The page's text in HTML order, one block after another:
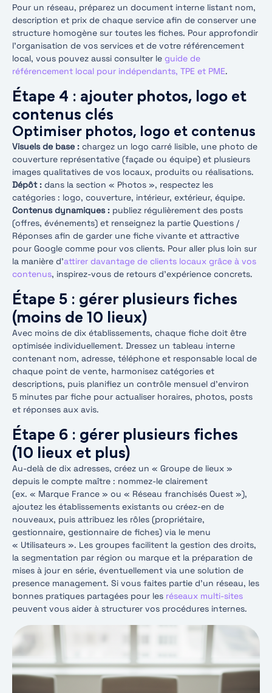
Pour un réseau, préparez un document interne listant nom,
description et prix de chaque service afin de conserver une
structure homogène sur toutes les fiches. Pour approfondir
l’organisation de vos services et de votre référencement
local, vous pouvez aussi consulter le guide de
référencement local pour indépendants, TPE et PME.
Étape 4 : ajouter photos, logo et
contenus clés
Optimiser photos, logo et contenus
Visuels de base : chargez un logo carré lisible, une photo de
couverture représentative (façade ou équipe) et plusieurs
images qualitatives de vos locaux, produits ou réalisations.
Dépôt : dans la section « Photos », respectez les
catégories : logo, couverture, intérieur, extérieur, équipe.
Contenus dynamiques : publiez régulièrement des posts
(offres, événements) et renseignez la partie Questions /
Réponses afin de garder une fiche vivante et attractive
pour Google comme pour vos clients. Pour aller plus loin sur
la manière d’attirer davantage de clients locaux grâce à vos
contenus, inspirez-vous de retours d’expérience concrets.
Étape 5 : gérer plusieurs fiches
(moins de 10 lieux)
Avec moins de dix établissements, chaque fiche doit être
optimisée individuellement. Dressez un tableau interne
contenant nom, adresse, téléphone et responsable local de
chaque point de vente, harmonisez catégories et
descriptions, puis planifiez un contrôle mensuel d’environ
5 minutes par fiche pour actualiser horaires, photos, posts
et réponses aux avis.
Étape 6 : gérer plusieurs fiches
(10 lieux et plus)
Au-delà de dix adresses, créez un « Groupe de lieux »
depuis le compte maître : nommez-le clairement
(ex. « Marque France » ou « Réseau franchisés Ouest »),
ajoutez les établissements existants ou créez-en de
nouveaux, puis attribuez les rôles (propriétaire,
gestionnaire, gestionnaire de fiches) via le menu
« Utilisateurs ». Les groupes facilitent la gestion des droits,
la segmentation par région ou marque et la préparation de
mises à jour en série, éventuellement via une solution de
presence management. Si vous faites partie d’un réseau, les
bonnes pratiques partagées pour les réseaux multi-sites
peuvent vous aider à structurer vos procédures internes.